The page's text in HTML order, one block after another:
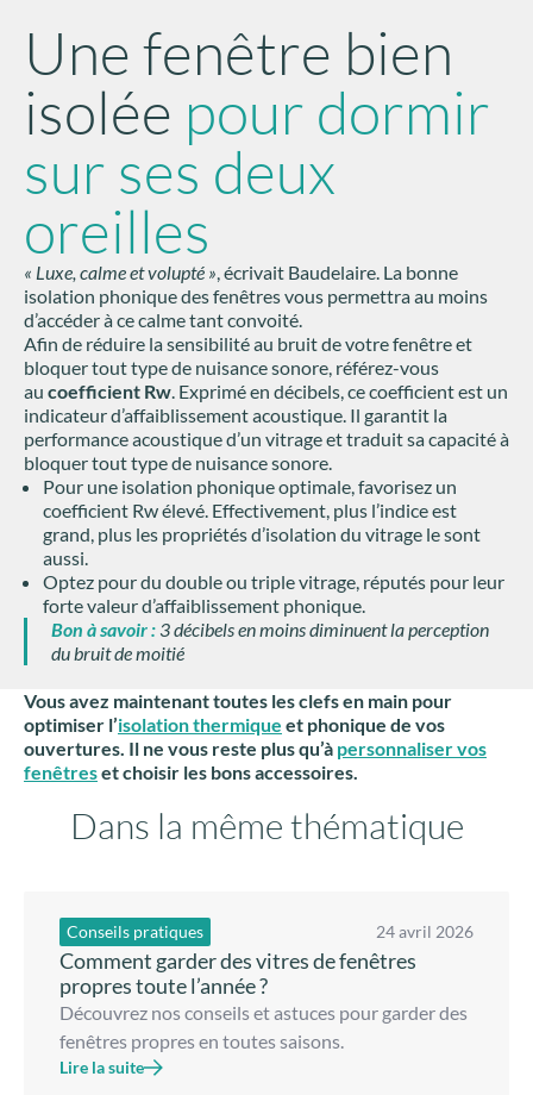
Une fenêtre bien
isolée pour dormir
sur ses deux
oreilles
« Luxe, calme et volupté », écrivait Baudelaire. La bonne
isolation phonique des fenêtres vous permettra au moins
d’accéder à ce calme tant convoité.
Afin de réduire la sensibilité au bruit de votre fenêtre et
bloquer tout type de nuisance sonore, référez-vous
au coefficient Rw. Exprimé en décibels, ce coefficient est un
indicateur d’affaiblissement acoustique. Il garantit la
performance acoustique d’un vitrage et traduit sa capacité à
bloquer tout type de nuisance sonore.
Pour une isolation phonique optimale, favorisez un
coefficient Rw élevé. Effectivement, plus l’indice est
grand, plus les propriétés d’isolation du vitrage le sont
aussi.
Optez pour du double ou triple vitrage, réputés pour leur
forte valeur d’affaiblissement phonique.
Bon à savoir : 3 décibels en moins diminuent la perception
du bruit de moitié
Vous avez maintenant toutes les clefs en main pour
optimiser l’isolation thermique et phonique de vos
ouvertures. Il ne vous reste plus qu’à personnaliservos
fenêtreset choisir les bons accessoires.
Dans la même thématique
Conseils pratiques 24 avril 2026
Comment garder des vitres de fenêtres
propres toute l’année ?
Découvrez nos conseils et astuces pour garder des
fenêtres propres en toutes saisons.
Lire la suite